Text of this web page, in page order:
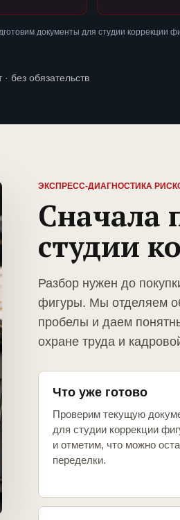
документы для студии коррекции
без обязательств
ЭКСПРЕСС-ДИАГНОСТИКА
Сначала
студии
Разбор нужен до
фигуры. Мы отделяем
пробелы и даем
охране труда и
Что уже готово
Проверим текущую
для студии коррекции
и отметим, что можно
переделки.